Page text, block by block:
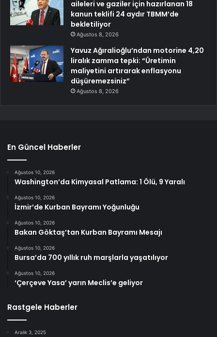
aileleri ve gaziler için hazırlanan 18
kanun teklifi 24 aydır TBMM’de
bekletiliyor
Ağustos 8, 2026
Yavuz Ağıralioğlu’ndan motorine 4,20
liralık zamma tepki: “Üretimin
maliyetini artırarak enflasyonu
düşüremezsiniz”
Ağustos 8, 2026
En Güncel Haberler
Ağustos 10, 2026
Washington’da Kimyasal Patlama: 1 Ölü, 9 Yaralı
Ağustos 10, 2026
İzmir’de Kurban Bayramı Yoğunluğu
Ağustos 10, 2026
Bakan Göktaş’tan Kurban Bayramı Mesajı
Ağustos 10, 2026
Bursa’da 700 yıllık ruh marşlarla yaşatılıyor
Ağustos 10, 2026
‘Çerçeve Yasa’ yarın Meclis’e geliyor
Rastgele Haberler
Aralık 3, 2025